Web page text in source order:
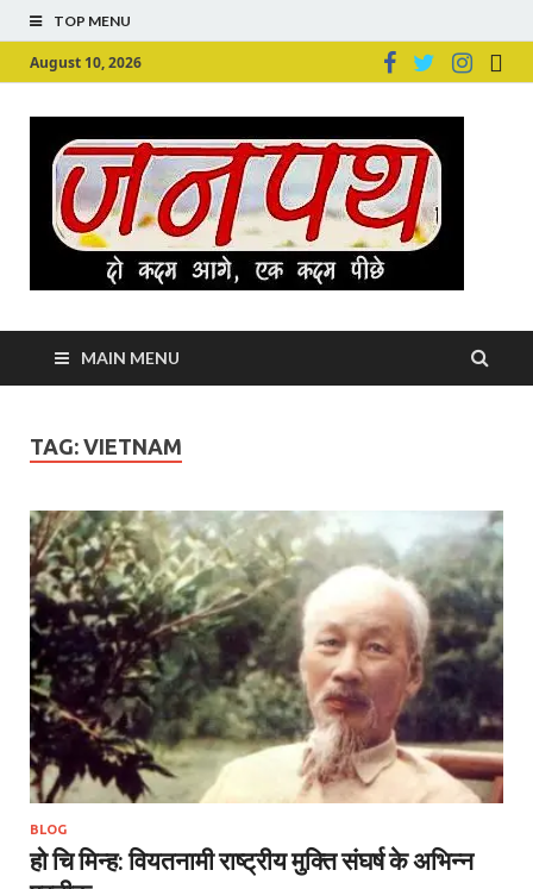
TOP MENU
August 10, 2026
MAIN MENU
TAG: VIETNAM
BLOG
हो चि मिन्ह: वियतनामी राष्ट्रीय मुक्ति संघर्ष के अभिन्न